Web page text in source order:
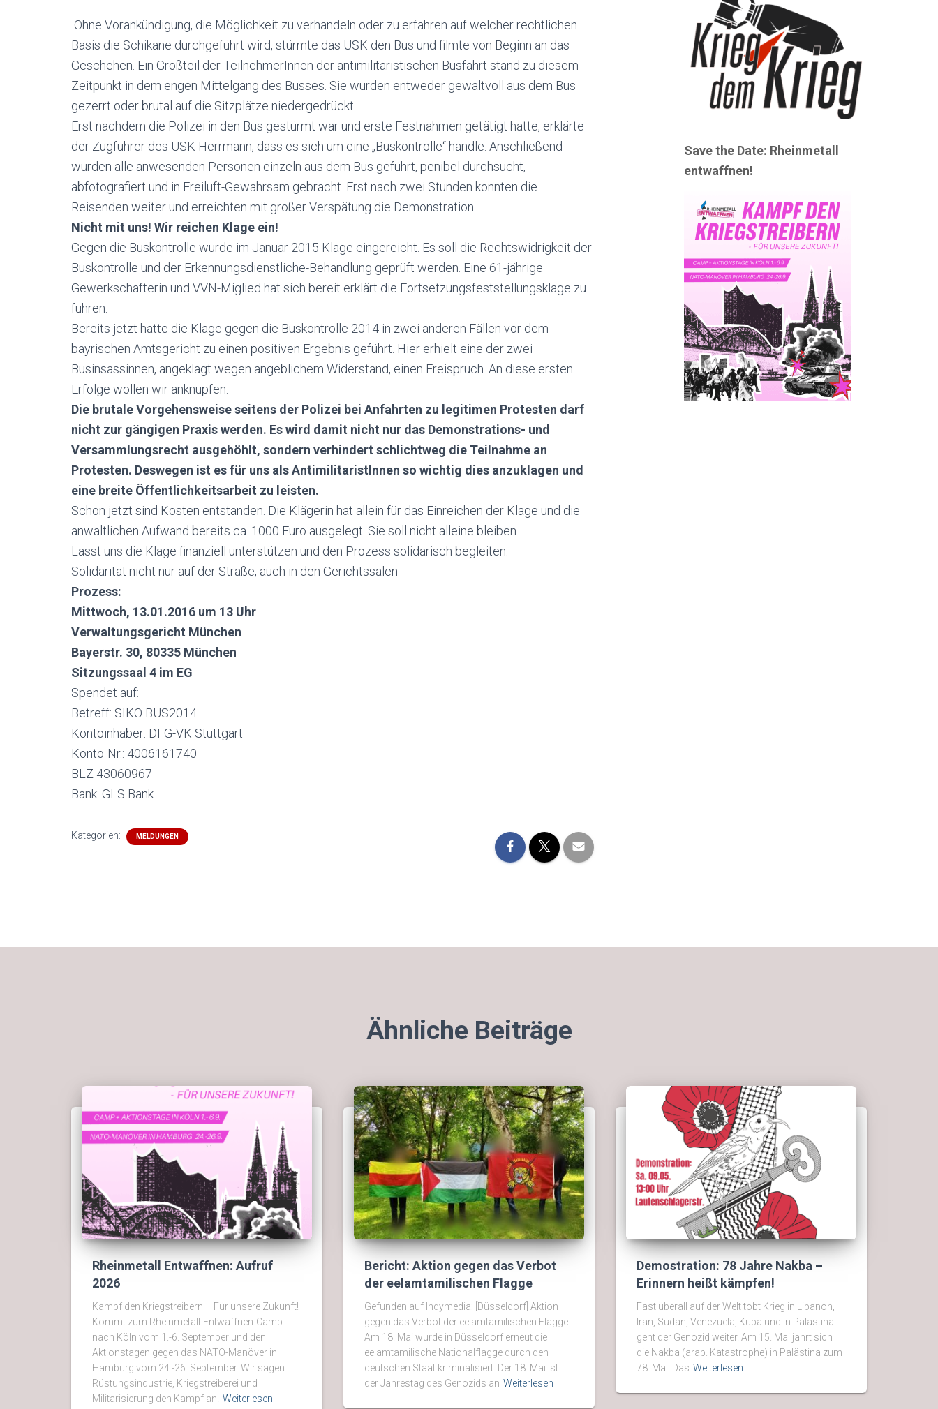
Ohne Vorankündigung, die Möglichkeit zu verhandeln oder zu erfahren auf welcher rechtlichen
Basis die Schikane durchgeführt wird, stürmte das USK den Bus und filmte von Beginn an das
Geschehen. Ein Großteil der TeilnehmerInnen der antimilitaristischen Busfahrt stand zu diesem
Zeitpunkt in dem engen Mittelgang des Busses. Sie wurden entweder gewaltvoll aus dem Bus
gezerrt oder brutal auf die Sitzplätze niedergedrückt.
Erst nachdem die Polizei in den Bus gestürmt war und erste Festnahmen getätigt hatte, erklärte
der Zugführer des USK Herrmann, dass es sich um eine „Buskontrolle“ handle. Anschließend
wurden alle anwesenden Personen einzeln aus dem Bus geführt, penibel durchsucht,
abfotografiert und in Freiluft-Gewahrsam gebracht. Erst nach zwei Stunden konnten die
Reisenden weiter und erreichten mit großer Verspätung die Demonstration.
Nicht mit uns! Wir reichen Klage ein!
Gegen die Buskontrolle wurde im Januar 2015 Klage eingereicht. Es soll die Rechtswidrigkeit der
Buskontrolle und der Erkennungsdienstliche-Behandlung geprüft werden. Eine 61-jährige
Gewerkschafterin und VVN-Miglied hat sich bereit erklärt die Fortsetzungsfeststellungsklage zu
führen.
Bereits jetzt hatte die Klage gegen die Buskontrolle 2014 in zwei anderen Fällen vor dem
bayrischen Amtsgericht zu einen positiven Ergebnis geführt. Hier erhielt eine der zwei
Businsassinnen, angeklagt wegen angeblichem Widerstand, einen Freispruch. An diese ersten
Erfolge wollen wir anknüpfen.
Die brutale Vorgehensweiseseitens der Polizei bei Anfahrten zu legitimen Protesten darf
nicht zur gängigen Praxiswerden. Es wird damit nicht nur das Demonstrations- und
Versammlungsrecht ausgehöhlt, sondern verhindert schlichtweg die Teilnahme an
Protesten. Deswegen ist es für uns als AntimilitaristInnen so wichtig dies anzuklagen und
eine breite Öffentlichkeitsarbeit zu leisten.
Schon jetzt sind Kosten entstanden. Die Klägerin hat allein für das Einreichen der Klage und die
anwaltlichen Aufwand bereits ca. 1000 Euro ausgelegt. Sie soll nicht alleine bleiben.
Lasst uns die Klage finanziell unterstützen und den Prozess solidarisch begleiten.
Solidarität nicht nur auf der Straße, auch in den Gerichtssälen
Prozess:
Mittwoch, 13.01.2016 um 13 Uhr
Verwaltungsgericht München
Bayerstr. 30, 80335 München
Sitzungssaal 4 im EG
Spendet auf:
Betreff: SIKO BUS2014
Kontoinhaber: DFG-VK Stuttgart
Konto-Nr.: 4006161740
BLZ 43060967
Bank: GLS Bank
Kategorien: MELDUNGEN
Save the Date: Rheinmetall
entwaffnen!
Ähnliche Beiträge
Rheinmetall Entwaffnen: Aufruf
2026
Kampf den Kriegstreibern – Für unsere Zukunft!
Kommt zum Rheinmetall-Entwaffnen-Camp
nach Köln vom 1.-6. September und den
Aktionstagen gegen das NATO-Manöver in
Hamburg vom 24.-26. September. Wir sagen
Rüstungsindustrie, Kriegstreiberei und
Militarisierung den Kampf an! Weiterlesen
Bericht: Aktion gegen das Verbot
der eelamtamilischen Flagge
Gefunden auf Indymedia: [Düsseldorf] Aktion
gegen das Verbot der eelamtamilischen Flagge
Am 18. Mai wurde in Düsseldorf erneut die
eelamtamilische Nationalflagge durch den
deutschen Staat kriminalisiert. Der 18. Mai ist
der Jahrestag des Genozids an Weiterlesen
Demostration: 78 Jahre Nakba –
Erinnern heißt kämpfen!
Fast überall auf der Welt tobt Krieg in Libanon,
Iran, Sudan, Venezuela, Kuba und in Palästina
geht der Genozid weiter. Am 15. Mai jährt sich
die Nakba (arab. Katastrophe) in Palästina zum
78. Mal. Das Weiterlesen